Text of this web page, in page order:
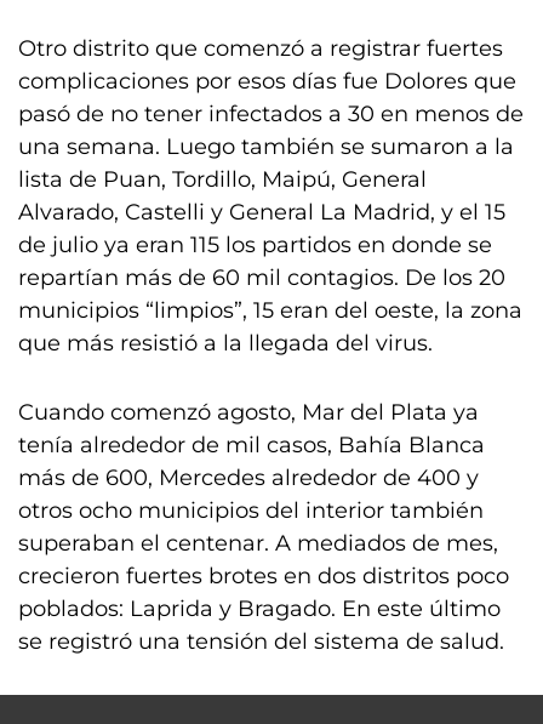
Otro distrito que comenzó a registrar fuertes
complicaciones por esos días fue Dolores que
pasó de no tener infectados a 30 en menos de
una semana. Luego también se sumaron a la
lista de Puan, Tordillo, Maipú, General
Alvarado, Castelli y General La Madrid, y el 15
de julio ya eran 115 los partidos en donde se
repartían más de 60 mil contagios. De los 20
municipios “limpios”, 15 eran del oeste, la zona
que más resistió a la llegada del virus.
Cuando comenzó agosto, Mar del Plata ya
tenía alrededor de mil casos, Bahía Blanca
más de 600, Mercedes alrededor de 400 y
otros ocho municipios del interior también
superaban el centenar. A mediados de mes,
crecieron fuertes brotes en dos distritos poco
poblados: Laprida y Bragado. En este último
se registró una tensión del sistema de salud.